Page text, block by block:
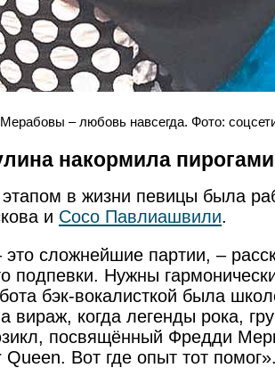
– любовь навсегда. Фото:
накормила пирогами
в жизни певицы была
и Сосо Павлиашвили.
это сложнейшие партии, –
подпевки. Нужны
бэк-вокалисткой была
вираж, когда легенды рока,
посвящённый Фредди
Queen. Вот где опыт тот